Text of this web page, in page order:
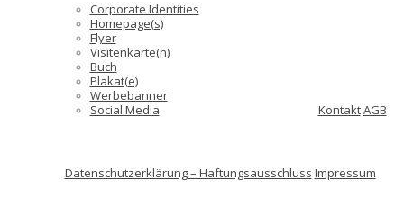
Corporate Identities
Homepage(s)
Flyer
Visitenkarte(n)
Buch
Plakat(e)
Werbebanner
Social Media
KontaktAGB
Datenschutzerklärung – Haftungsausschluss Impressum